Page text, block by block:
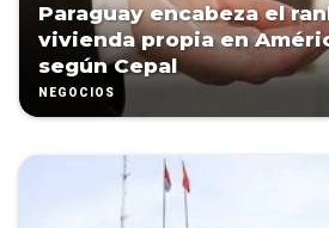
Paraguay encabeza el
vivienda propia en
según Cepal
NEGOCIOS